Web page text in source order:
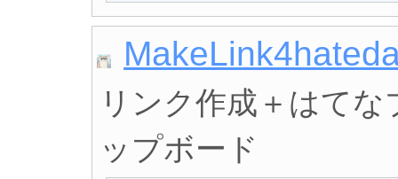
リンク作成＋はて
ップボード